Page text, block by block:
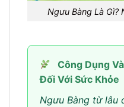
Ngưu Bàng Là Gì?
Công Dụng
Đối Với Sức Khỏe
Ngưu Bàng từ lâu